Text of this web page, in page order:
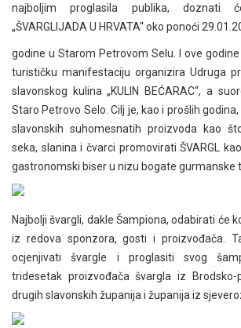
najboljim proglasila publika, doznati
„ŠVARGLIJADA U HRVATA“ oko ponoći
godine u Starom Petrovom Selu. I ove
turističku manifestaciju organizira Udruga
slavonskog kulina „KULIN BEĆARAC“, a
Staro Petrovo Selo. Cilj je, kao i prošlih
slavonskih suhomesnatih proizvoda kao
seka, slanina i čvarci promovirati ŠVARGL
gastronomski biser u nizu bogate gurmanske
Najbolji švargli, dakle Šampiona, odabirati će
iz redova sponzora, gosti i proizvođača.
ocjenjivati švargle i proglasiti svog
tridesetak proizvođača švargla iz Brodsko-
drugih slavonskih županija i županija iz